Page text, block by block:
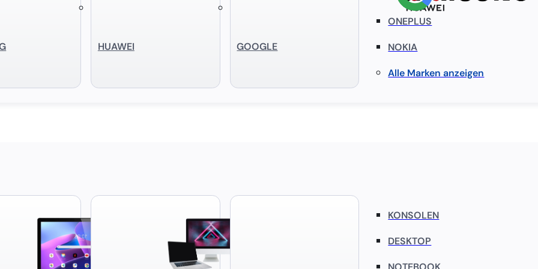
HUAWEI GOOGLE
ONEPLUS
NOKIA
Alle Marken anzeigen
KONSOLEN
DESKTOP